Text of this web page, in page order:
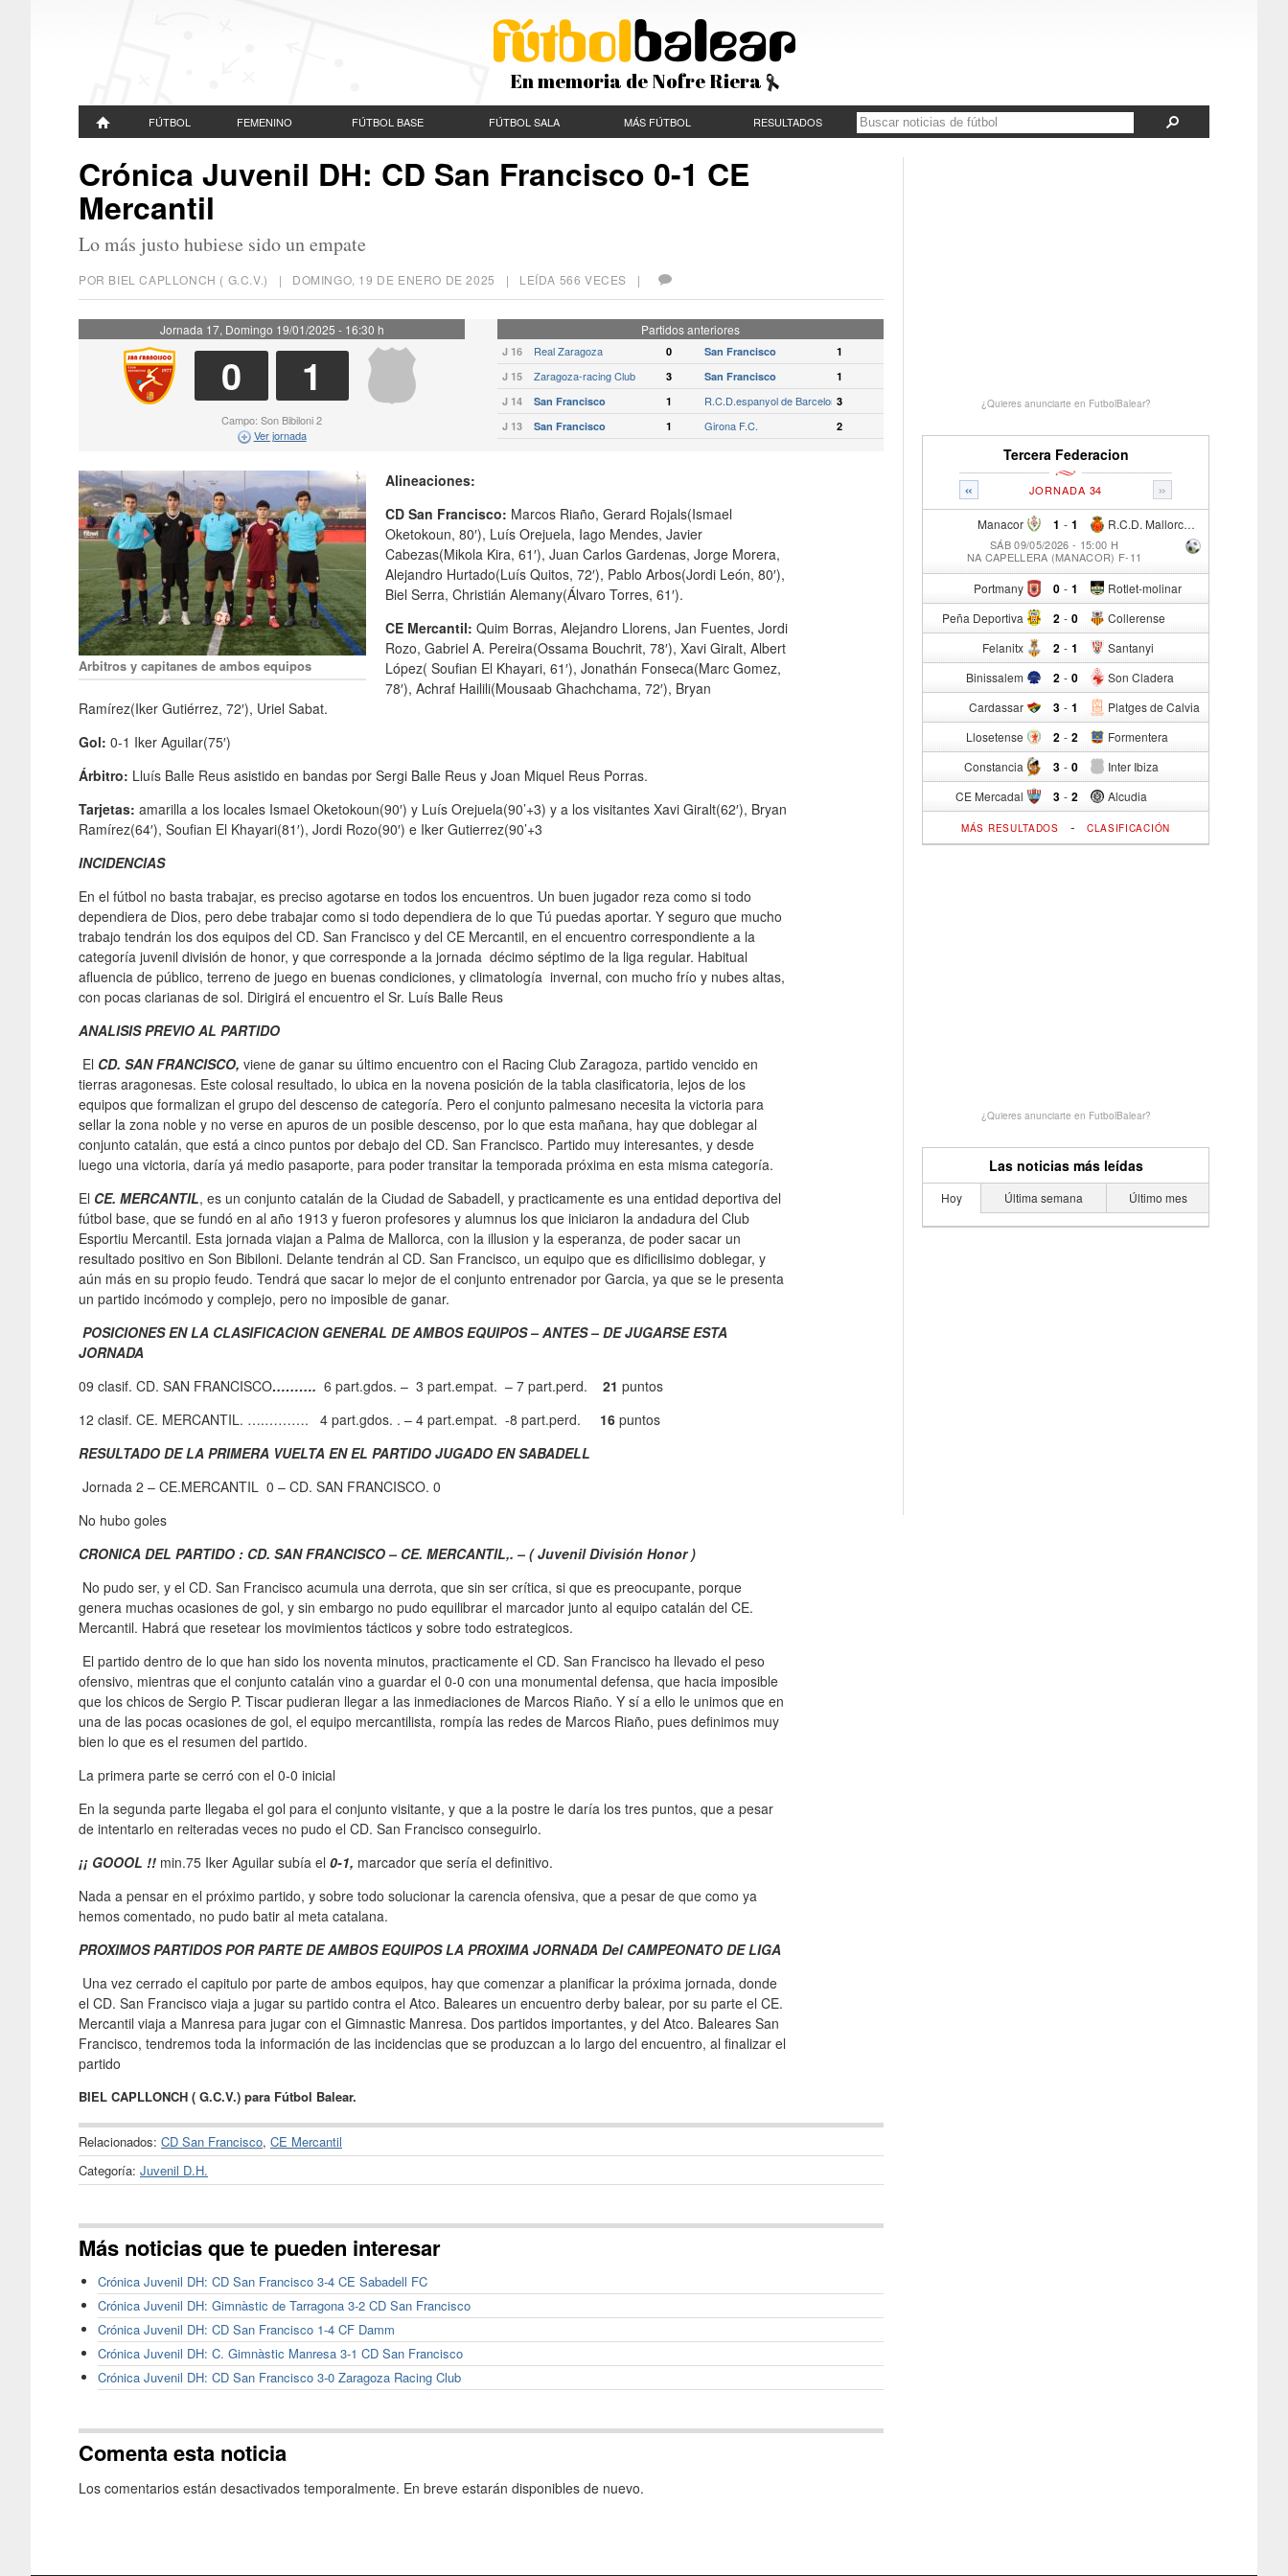
En memoria de Nofre Riera
FÚTBOL FEMENINO FÚTBOL BASE FÚTBOL SALA MÁS FÚTBOL RESULTADOS
Crónica Juvenil DH: CD San Francisco 0-1 CE
Mercantil
Lo más justo hubiese sido un empate
POR BIEL CAPLLONCH ( G.C.V.) | DOMINGO, 19 DE ENERO DE 2025 | LEÍDA 566 VECES |
Jornada 17, Domingo 19/01/2025 - 16:30 h
0 1
Campo: Son Bibiloni 2
Ver jornada
Partidos anteriores
J 16 Real Zaragoza 0 San Francisco
1
J 15
Zaragoza-racing Club 3 San Francisco
1
J 14
San Francisco 1 R.C.D.espanyol de Barcelona
3
J 13
San Francisco 1 Girona F.C. 2
Arbitros y capitanes de ambos equipos
Alineaciones:
CD San Francisco: Marcos Riaño, Gerard Rojals(Ismael
Oketokoun, 80′), Luís Orejuela, Iago Mendes, Javier
Cabezas(Mikola Kira, 61′), Juan Carlos Gardenas, Jorge Morera,
Alejandro Hurtado(Luís Quitos, 72′), Pablo Arbos(Jordi León, 80′),
Biel Serra, Christián Alemany(Álvaro Torres, 61′).
CE Mercantil: Quim Borras, Alejandro Llorens, Jan Fuentes, Jordi
Rozo, Gabriel A. Pereira(Ossama Bouchrit, 78′), Xavi Giralt, Albert
López( Soufian El Khayari, 61′), Jonathán Fonseca(Marc Gomez,
78′), Achraf Hailili(Mousaab Ghachchama, 72′), Bryan
Ramírez(Iker Gutiérrez, 72′), Uriel Sabat.
Gol: 0-1 Iker Aguilar(75′)
Árbitro: Lluís Balle Reus asistido en bandas por Sergi Balle Reus y Joan Miquel Reus Porras.
Tarjetas: amarilla a los locales Ismael Oketokoun(90′) y Luís Orejuela(90’+3) y a los visitantes Xavi Giralt(62′), Bryan
Ramírez(64′), Soufian El Khayari(81′), Jordi Rozo(90′) e Iker Gutierrez(90’+3
INCIDENCIAS
En el fútbol no basta trabajar, es preciso agotarse en todos los encuentros. Un buen jugador reza como si todo
dependiera de Dios, pero debe trabajar como si todo dependiera de lo que Tú puedas aportar. Y seguro que mucho
trabajo tendrán los dos equipos del CD. San Francisco y del CE Mercantil, en el encuentro correspondiente a la
categoría juvenil división de honor, y que corresponde a la jornada décimo séptimo de la liga regular. Habitual
afluencia de público, terreno de juego en buenas condiciones, y climatología invernal, con mucho frío y nubes altas,
con pocas clarianas de sol. Dirigirá el encuentro el Sr. Luís Balle Reus
ANALISIS PREVIO AL PARTIDO
El CD. SAN FRANCISCO, viene de ganar su último encuentro con el Racing Club Zaragoza, partido vencido en
tierras aragonesas. Este colosal resultado, lo ubica en la novena posición de la tabla clasificatoria, lejos de los
equipos que formalizan el grupo del descenso de categoría. Pero el conjunto palmesano necesita la victoria para
sellar la zona noble y no verse en apuros de un posible descenso, por lo que esta mañana, hay que doblegar al
conjunto catalán, que está a cinco puntos por debajo del CD. San Francisco. Partido muy interesantes, y desde
luego una victoria, daría yá medio pasaporte, para poder transitar la temporada próxima en esta misma categoría.
El CE. MERCANTIL, es un conjunto catalán de la Ciudad de Sabadell, y practicamente es una entidad deportiva del
fútbol base, que se fundó en al año 1913 y fueron profesores y alumnus los que iniciaron la andadura del Club
Esportiu Mercantil. Esta jornada viajan a Palma de Mallorca, con la illusion y la esperanza, de poder sacar un
resultado positivo en Son Bibiloni. Delante tendrán al CD. San Francisco, un equipo que es dificilisimo doblegar, y
aún más en su propio feudo. Tendrá que sacar lo mejor de el conjunto entrenador por Garcia, ya que se le presenta
un partido incómodo y complejo, pero no imposible de ganar.
POSICIONES EN LA CLASIFICACION GENERAL DE AMBOS EQUIPOS – ANTES – DE JUGARSE ESTA
JORNADA
09 clasif. CD. SAN FRANCISCO………. 6 part.gdos. – 3 part.empat. – 7 part.perd. 21 puntos
12 clasif. CE. MERCANTIL. ….………. 4 part.gdos. . – 4 part.empat. -8 part.perd.
16 puntos
RESULTADO DE LA PRIMERA VUELTA EN EL PARTIDO JUGADO EN SABADELL
Jornada 2 – CE.MERCANTIL 0 – CD. SAN FRANCISCO. 0
No hubo goles
CRONICA DEL PARTIDO : CD. SAN FRANCISCO – CE. MERCANTIL,. – ( Juvenil División Honor )
No pudo ser, y el CD. San Francisco acumula una derrota, que sin ser crítica, si que es preocupante, porque
genera muchas ocasiones de gol, y sin embargo no pudo equilibrar el marcador junto al equipo catalán del CE.
Mercantil. Habrá que resetear los movimientos tácticos y sobre todo estrategicos.
El partido dentro de lo que han sido los noventa minutos, practicamente el CD. San Francisco ha llevado el peso
ofensivo, mientras que el conjunto catalán vino a guardar el 0-0 con una monumental defensa, que hacia imposible
que los chicos de Sergio P. Tiscar pudieran llegar a las inmediaciones de Marcos Riaño. Y sí a ello le unimos que en
una de las pocas ocasiones de gol, el equipo mercantilista, rompía las redes de Marcos Riaño, pues definimos muy
bien lo que es el resumen del partido.
La primera parte se cerró con el 0-0 inicial
En la segunda parte llegaba el gol para el conjunto visitante, y que a la postre le daría los tres puntos, que a pesar
de intentarlo en reiteradas veces no pudo el CD. San Francisco conseguirlo.
¡¡ GOOOL !! min.75 Iker Aguilar subía el 0-1, marcador que sería el definitivo.
Nada a pensar en el próximo partido, y sobre todo solucionar la carencia ofensiva, que a pesar de que como ya
hemos comentado, no pudo batir al meta catalana.
PROXIMOS PARTIDOS POR PARTE DE AMBOS EQUIPOS LA PROXIMA JORNADA Del CAMPEONATO DE LIGA
Una vez cerrado el capitulo por parte de ambos equipos, hay que comenzar a planificar la próxima jornada, donde
el CD. San Francisco viaja a jugar su partido contra el Atco. Baleares un encuentro derby balear, por su parte el CE.
Mercantil viaja a Manresa para jugar con el Gimnastic Manresa. Dos partidos importantes, y del Atco. Baleares San
Francisco, tendremos toda la información de las incidencias que se produzcan a lo largo del encuentro, al finalizar el
partido
BIEL CAPLLONCH ( G.C.V.) para Fútbol Balear.
Relacionados: CD San Francisco, CE Mercantil
Categoría: Juvenil D.H.
Más noticias que te pueden interesar
Crónica Juvenil DH: CD San Francisco 3-4 CE Sabadell FC
Crónica Juvenil DH: Gimnàstic de Tarragona 3-2 CD San Francisco
Crónica Juvenil DH: CD San Francisco 1-4 CF Damm
Crónica Juvenil DH: C. Gimnàstic Manresa 3-1 CD San Francisco
Crónica Juvenil DH: CD San Francisco 3-0 Zaragoza Racing Club
Comenta esta noticia
Los comentarios están desactivados temporalmente. En breve estarán disponibles de nuevo.
¿Quieres anunciarte en FutbolBalear?
Tercera Federacion
« »
JORNADA 34
Manacor 1 - R.C.D. Mallorca Sad "B"
1
SÁB 09/05/2026 - 15:00 H
NA CAPELLERA (MANACOR) F-11
Portmany 0 - Rotlet-molinar
1
Peña Deportiva 2 - Collerense
0
Felanitx 2 - Santanyi
1
Binissalem 2 - Son Cladera
0
Cardassar 3 - Platges de Calvia
1
Llosetense 2 - Formentera
2
Constancia 3 - Inter Ibiza
0
CE Mercadal 3 - Alcudia
2
MÁS RESULTADOS - CLASIFICACIÓN
¿Quieres anunciarte en FutbolBalear?
Las noticias más leídas
Hoy Última semana Último mes